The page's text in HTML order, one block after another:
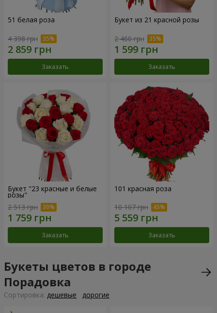
51 белая роза
4 398 грн
Заказать
Букет из 21 красной розы
2 460 грн
Заказать
Букет "23 красные и белые
розы"
2 513 грн
Заказать
101 красная роза
10 107 грн
Заказать
Букеты цветов в городе
Порадовка
Cортировка: дешевые дорогие